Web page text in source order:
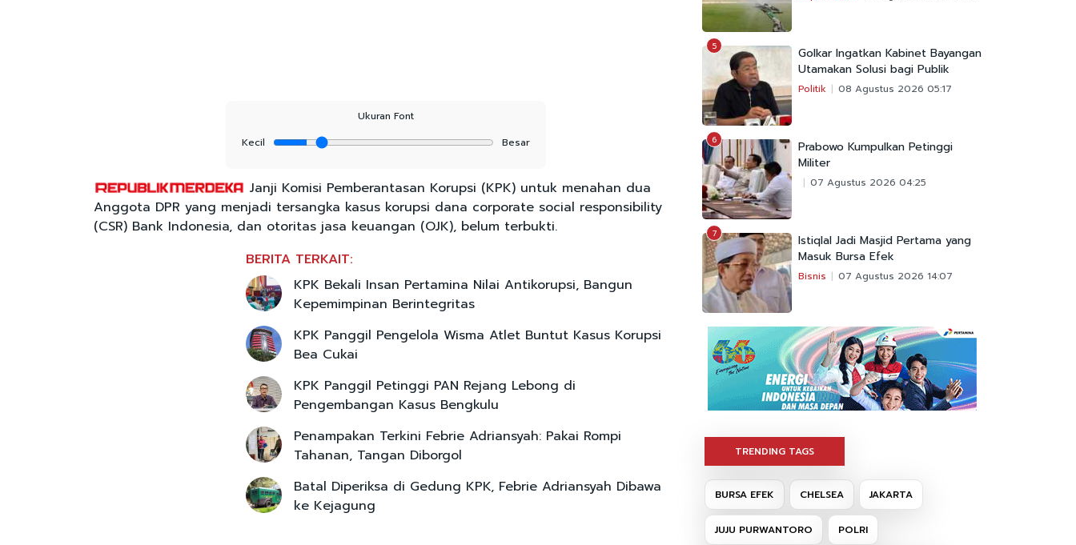
Ukuran Font
Kecil
Besar
Janji Komisi Pemberantasan Korupsi (KPK) untuk menahan dua
Anggota DPR yang menjadi tersangka kasus korupsi dana corporate social responsibility
(CSR) Bank Indonesia, dan otoritas jasa keuangan (OJK), belum terbukti.
BERITA TERKAIT:
KPK Bekali Insan Pertamina Nilai Antikorupsi, Bangun
Kepemimpinan Berintegritas
KPK Panggil Pengelola Wisma Atlet Buntut Kasus Korupsi
Bea Cukai
KPK Panggil Petinggi PAN Rejang Lebong di
Pengembangan Kasus Bengkulu
Penampakan Terkini Febrie Adriansyah: Pakai Rompi
Tahanan, Tangan Diborgol
Batal Diperiksa di Gedung KPK, Febrie Adriansyah Dibawa
ke Kejagung
5
Golkar Ingatkan Kabinet Bayangan
Utamakan Solusi bagi Publik
Politik 08 Agustus 2026 05:17
6
Prabowo Kumpulkan Petinggi
Militer
07 Agustus 2026 04:25
7
Istiqlal Jadi Masjid Pertama yang
Masuk Bursa Efek
Bisnis 07 Agustus 2026 14:07
TRENDING TAGS
BURSA EFEK CHELSEA JAKARTA
JUJU PURWANTORO POLRI